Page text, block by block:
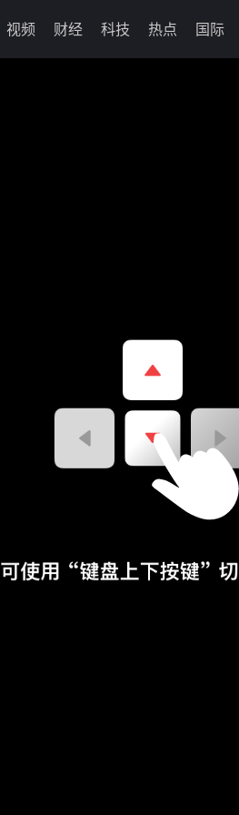
视频 财经 科技 热点 国际